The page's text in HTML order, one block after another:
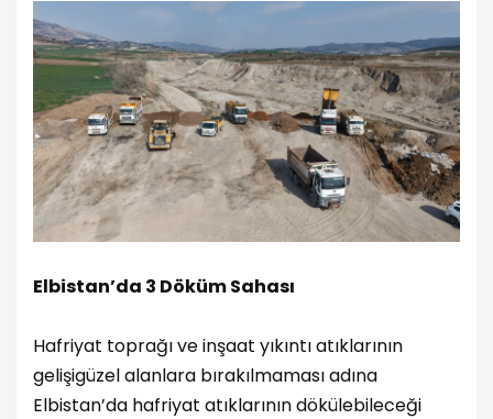
Elbistan’da 3 Döküm Sahası
Hafriyat toprağı ve inşaat yıkıntı atıklarının
gelişigüzel alanlara bırakılmaması adına
Elbistan’da hafriyat atıklarının dökülebileceği